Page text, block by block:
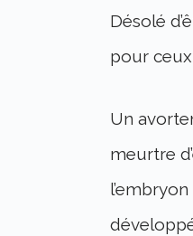
Désolé
pour
Un
meurtre
l’embryon